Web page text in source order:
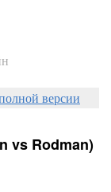
версии
vs Rodman)